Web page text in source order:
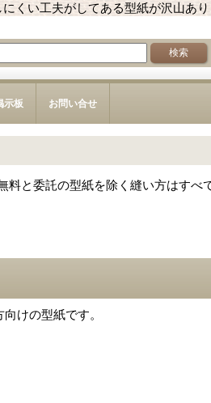
くい工夫がしてある型紙が沢山あり
示板 お問い合せ
と委託の型紙を除く縫い方はすべ
けの型紙です。